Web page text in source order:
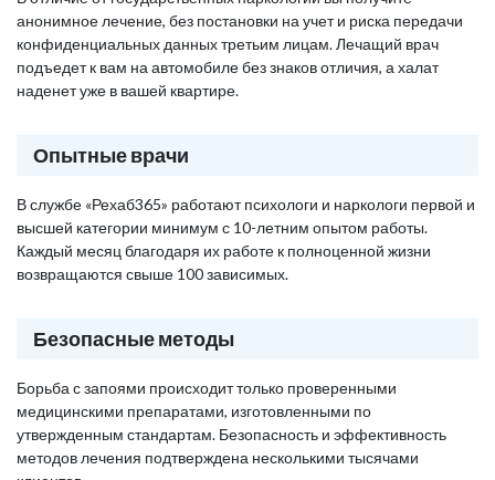
анонимное лечение, без постановки на учет и риска передачи
конфиденциальных данных третьим лицам. Лечащий врач
подъедет к вам на автомобиле без знаков отличия, а халат
наденет уже в вашей квартире.
Опытные врачи
В службе «Рехаб365» работают психологи и наркологи первой и
высшей категории минимум с 10-летним опытом работы.
Каждый месяц благодаря их работе к полноценной жизни
возвращаются свыше 100 зависимых.
Безопасные методы
Борьба с запоями происходит только проверенными
медицинскими препаратами, изготовленными по
утвержденным стандартам. Безопасность и эффективность
методов лечения подтверждена несколькими тысячами